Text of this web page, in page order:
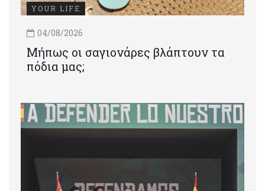
YOUR LIFE
04/08/2026
Μήπως οι σαγιονάρες βλάπτουν τα
πόδια μας;